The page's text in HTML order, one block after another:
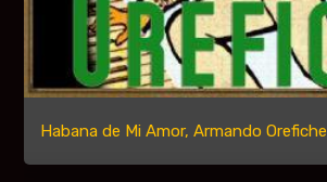
Habana de Mi Amor, Armando Orefiche